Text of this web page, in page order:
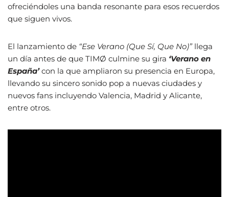
ofreciéndoles una banda resonante para esos recuerdos
que siguen vivos.
El lanzamiento de “Ese Verano (Que Sí, Que No)” llega
un día antes de que TIMØ culmine su gira ‘Verano en
España’con la que ampliaron su presencia en Europa,
llevando su sincero sonido pop a nuevas ciudades y
nuevos fans incluyendo Valencia, Madrid y Alicante,
entre otros.